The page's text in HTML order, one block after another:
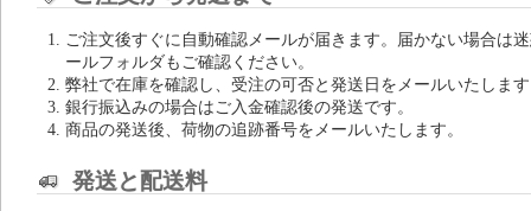
ご注文後すぐに自動確認メールが届きます。届かない場合は
ールフォルダもご確認ください。
弊社で在庫を確認し、受注の可否と発送日をメールいたしま
銀行振込みの場合はご入金確認後の発送です。
商品の発送後、荷物の追跡番号をメールいたします。
発送と配送料